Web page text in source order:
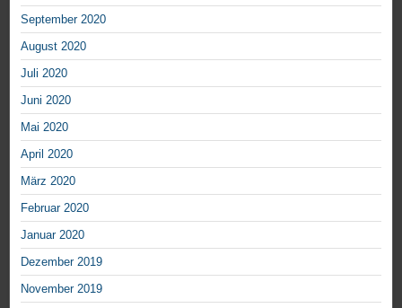
September 2020
August 2020
Juli 2020
Juni 2020
Mai 2020
April 2020
März 2020
Februar 2020
Januar 2020
Dezember 2019
November 2019